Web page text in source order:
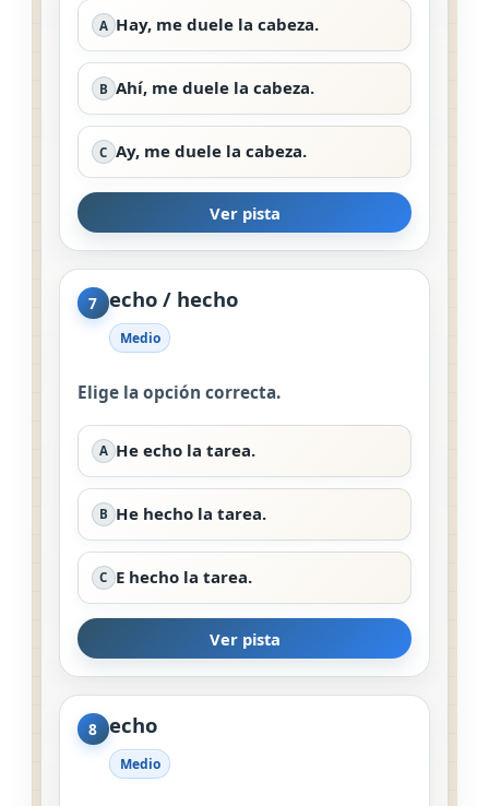
A Hay, me duele la cabeza.
B Ahí, me duele la cabeza.
C Ay, me duele la cabeza.
Ver pista
7 echo / hecho
Medio
Elige la opción correcta.
A He echo la tarea.
B He hecho la tarea.
C E hecho la tarea.
Ver pista
8 echo
Medio